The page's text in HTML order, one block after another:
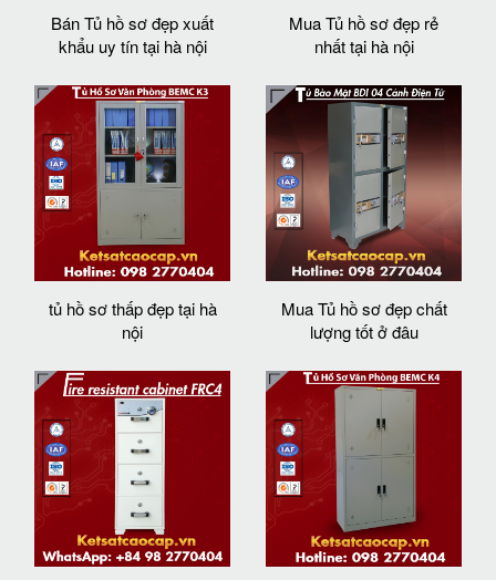
Bán Tủ hồ sơ đẹp xuất
khẩu uy tín tại hà nội
Mua Tủ hồ sơ đẹp rẻ
nhất tại hà nội
tủ hồ sơ thấp đẹp tại hà
nội
Mua Tủ hồ sơ đẹp chất
lượng tốt ở đâu